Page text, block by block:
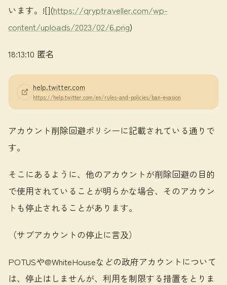
います。![](https://qryptraveller.com/wp-
content/uploads/2023/02/6.png)
18:13:10 匿名
help.twitter.com
https://help.twitter.com/en/rules-and-policies/ban-evasion
アカウント削除回避ポリシーに記載されている通りで
す。
そこにあるように、他のアカウントが削除回避の目的
で使用されていることが明らかな場合、そのアカウン
トも停止されることがあります。
（サブアカウントの停止に言及）
POTUSや@WhiteHouseなどの政府アカウントについて
は、停止はしませんが、利用を制限する措置をとりま